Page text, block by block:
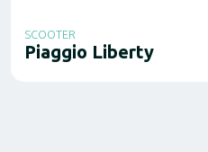
SCOOTER
Piaggio Liberty